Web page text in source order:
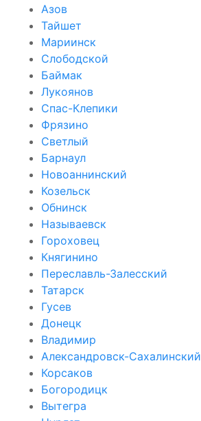
Азов
Тайшет
Мариинск
Слободской
Баймак
Лукоянов
Спас-Клепики
Фрязино
Светлый
Барнаул
Новоаннинский
Козельск
Обнинск
Называевск
Гороховец
Княгинино
Переславль-Залесский
Татарск
Гусев
Донецк
Владимир
Александровск-Сахалинский
Корсаков
Богородицк
Вытегра